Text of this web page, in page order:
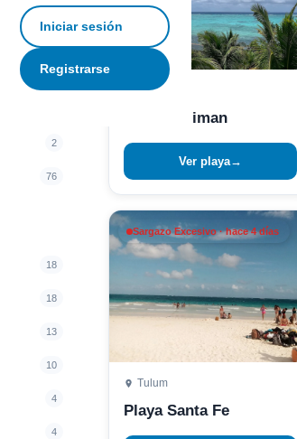
Iniciar sesión
Registrarse
14
2
76
18
18
13
10
4
4
Tulum
Bahía Soliman
Ver playa→
Sargazo Excesivo · hace 4 días
Tulum
Playa Santa Fe